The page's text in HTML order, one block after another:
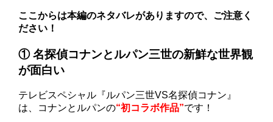
ここからは本編のネタバレがありますので、ご注意く
ださい！
① 名探偵コナンとルパン三世の新鮮な世界観
が面白い
テレビスペシャル『ルパン三世VS名探偵コナン』
は、コナンとルパンの“初コラボ作品”です！